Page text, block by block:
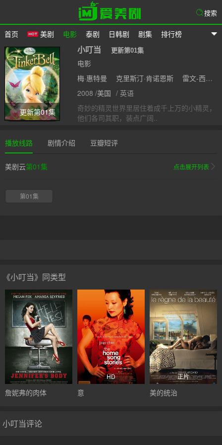
爱美剧
首页 美剧 电影 泰剧 日韩剧 剧集 排行榜
搜索
更新第01集
小叮当 更新第01集
电影
梅·惠特曼
克里斯汀·肯诺恩斯
雷文-西蒙尼
2008 /美国 / 英语
奇妙的精灵世界里居住着成千上万的小精灵，
他们各司其职，装点广阔..
播放线路 剧情介绍 豆瓣短评
美剧云第01集 点击展开列表
第01集
《小叮当》同类型
詹妮弗的肉体
HD
意
正片
美的统治
小叮当评论